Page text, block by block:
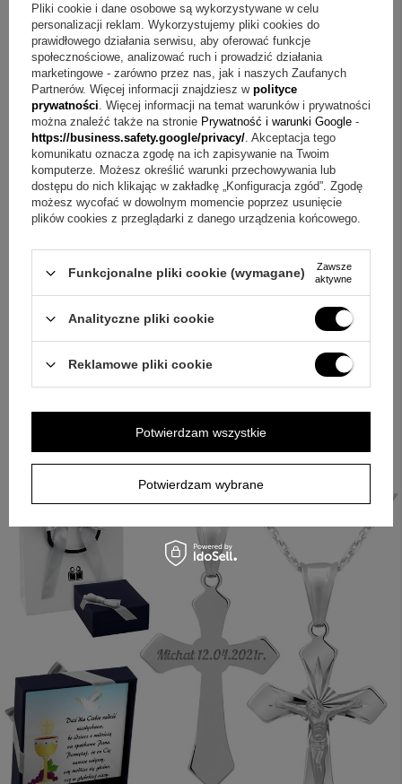
Odpowiedź: Tak, jest polecany z okazji Chrztu, I Komunii
Świętej, Bierzmowania, ważnego jubileuszu oraz rocznicy.
Pytanie:Co potwierdza, że to srebro próby 925?
Odpowiedź:O tym świadczy wybita na biżuterii próba oraz
dołączone metki jubilerskie.
Pytanie:Czy zestaw jest gotowy do wręczenia od razu?
Odpowiedź:Tak, w cenie znajduje się ozdobne pudełeczko
z kokardką oraz torebka prezentowa.
Podsumowanie
można dopasować do konkretnej osoby, ten krzyżyk z
łańcuszkiem spełnia te oczekiwania w prosty, czytelny
sposób. Krótki grawer imienia i daty na rewersie oraz
tabliczka z dowolną treścią lub zdjęciem pozwalają stworzyć
pamiątkę ściśle związaną z uroczystością. Wybierz treść
personalizacji, a otrzymasz spójną oprawę w granatowym
pudełeczku z kokardką i torebką prezentową.
Pliki cookie i dane osobowe są wykorzystywane w celu
personalizacji reklam. Wykorzystujemy pliki cookies do
prawidłowego działania serwisu, aby oferować funkcje
społecznościowe, analizować ruch i prowadzić działania
marketingowe - zarówno przez nas, jak i naszych Zaufanych
Partnerów. Więcej informacji znajdziesz w polityce
prywatności. Więcej informacji na temat warunków i prywatności
można znaleźć także na stronie Prywatność i warunki Google -
https://business.safety.google/privacy/. Akceptacja tego
komunikatu oznacza zgodę na ich zapisywanie na Twoim
komputerze. Możesz określić warunki przechowywania lub
dostępu do nich klikając w zakładkę „Konfiguracja zgód”. Zgodę
możesz wycofać w dowolnym momencie poprzez usunięcie
plików cookies z przeglądarki z danego urządzenia końcowego.
Funkcjonalne pliki cookie (wymagane)
Zawsze
aktywne
Analityczne pliki cookie
Reklamowe pliki cookie
Potwierdzam wybrane
Potwierdzam wszystkie